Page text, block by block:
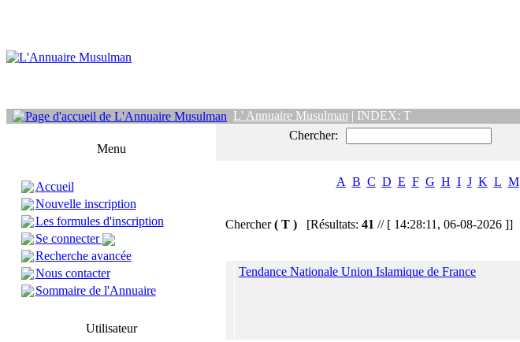
L' Annuaire Musulman | INDEX: T
Menu
Accueil
Nouvelle inscription
Les formules d'inscription
Se connecter
Recherche avancée
Nous contacter
Sommaire de l'Annuaire
Utilisateur
Chercher:
A B C D E F G H I J K L M
Chercher( T ) [Résultats: 41 // [ 14:28:11, 06-08-2026 ]]
Tendance Nationale Union Islamique de France